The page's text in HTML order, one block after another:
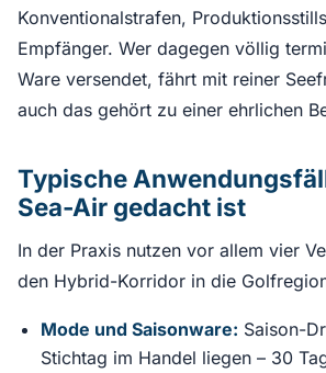
Konventionalstrafen,
Empfänger. Wer dagegen völlig
Ware versendet, fährt mit reiner
auch das gehört zu einer ehrlichen
Typische
Sea-Air gedacht ist
In der Praxis nutzen vor allem vier
den Hybrid-Korridor in die
Mode und Saisonware: Saison-
Stichtag im Handel liegen – 30